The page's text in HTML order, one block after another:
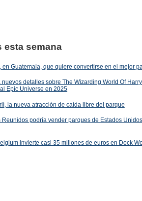
esta semana
Guatemala, que quiere convertirse en el mejor
detalles sobre The Wizarding World Of
Epic Universe en 2025
la nueva atracción de caída libre del parque
Reunidos podría vender parques de Estados
invierte casi 35 millones de euros en Dock